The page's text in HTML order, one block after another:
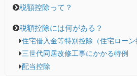
税額控除って？
税額控除には何がある？
住宅借入金等特別控除（住宅ローン
三世代同居改修工事にかかる特例
配当控除